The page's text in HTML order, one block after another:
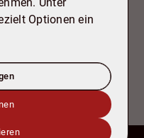
Optionen ein